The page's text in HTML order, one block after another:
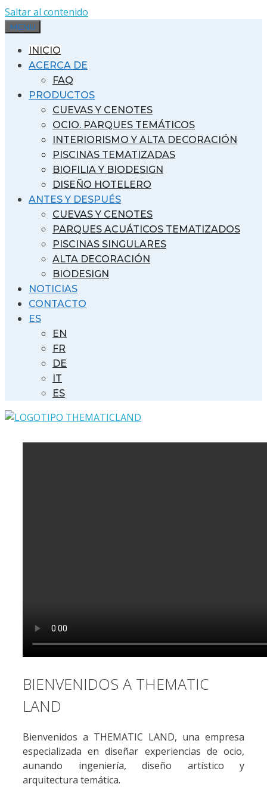
Saltar al contenido
MENU
INICIO
ACERCA DE
FAQ
PRODUCTOS
CUEVAS Y CENOTES
OCIO. PARQUES TEMÁTICOS
INTERIORISMO Y ALTA DECORACIÓN
PISCINAS TEMATIZADAS
BIOFILIA Y BIODESIGN
DISEÑO HOTELERO
ANTES Y DESPUÉS
CUEVAS Y CENOTES
PARQUES ACUÁTICOS TEMATIZADOS
PISCINAS SINGULARES
ALTA DECORACIÓN
BIODESIGN
NOTICIAS
CONTACTO
ES
EN
FR
DE
IT
ES
BIENVENIDOS A THEMATIC
LAND
Bienvenidos a THEMATIC LAND, una empresa
especializada en diseñar experiencias de ocio,
aunando ingeniería, diseño artístico y
arquitectura temática.